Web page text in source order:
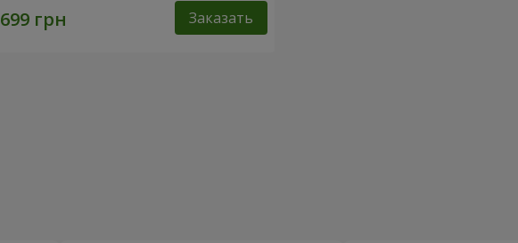
Заказать